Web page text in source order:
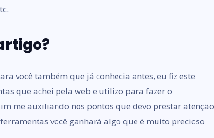
você também que já conhecia antes, eu fiz este
que achei pela web e utilizo para fazer o
me auxiliando nos pontos que devo prestar atenção
você ganhará algo que é muito precioso